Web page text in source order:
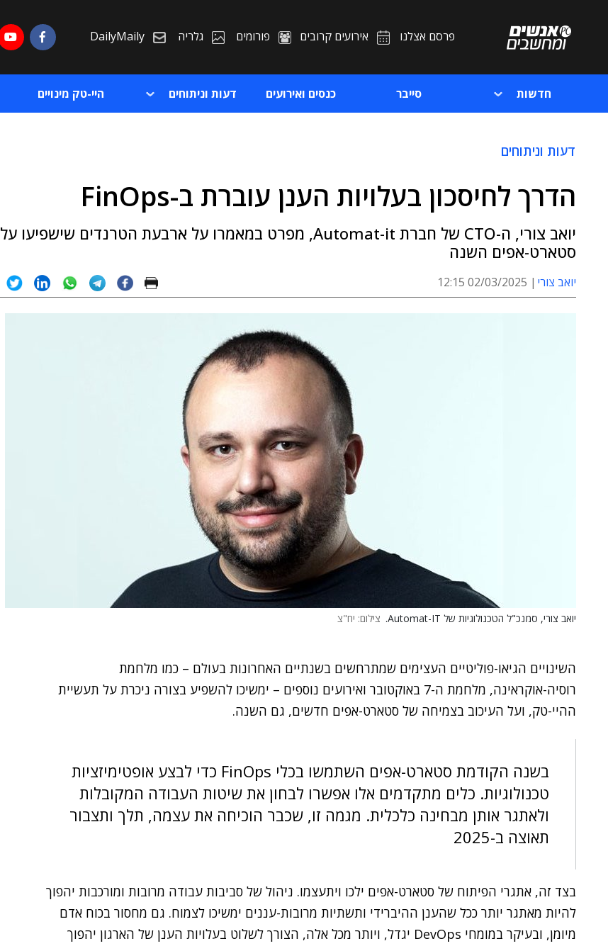
פרסם אצלנו אירועים קרובים פורומים גלריה DailyMaily
חדשות סייבר כנסים ואירועים דעות וניתוחים היי-טק מינויים
דעות וניתוחים
הדרך לחיסכון בעלויות הענן עוברת ב-FinOps
יואב צורי, ה-CTO של חברת Automat-it, מפרט במאמרו על ארבעת הטרנדים שישפיעו על
סטארט-אפים השנה
יואב צורי 02/03/2025 12:15
יואב צורי, סמנכ"ל הטכנולוגיות של Automat-IT. צילום: יח"צ
השינויים הגיאו-פוליטיים העצימים שמתרחשים בשנתיים האחרונות בעולם – כמו מלחמת
רוסיה-אוקראינה, מלחמת ה-7 באוקטובר ואירועים נוספים – ימשיכו להשפיע בצורה ניכרת על תעשיית
ההיי-טק, ועל העיכוב בצמיחה של סטארט-אפים חדשים, גם השנה.
בשנה הקודמת סטארט-אפים השתמשו בכלי FinOps כדי לבצע אופטימיזציות
טכנולוגיות. כלים מתקדמים אלו אפשרו לבחון את שיטות העבודה המקובלות
ולאתגר אותן מבחינה כלכלית. מגמה זו, שכבר הוכיחה את עצמה, תלך ותצבור
תאוצה ב-2025
בצד זה, אתגרי הפיתוח של סטארט-אפים ילכו ויתעצמו. ניהול של סביבות עבודה מרובות ומורכבות יהפוך
להיות מאתגר יותר ככל שהענן ההיברידי ותשתיות מרובות-עננים ימשיכו לצמוח. גם מחסור בכוח אדם
מיומן, ובעיקר במומחי DevOps יגדל, ויותר מכל אלה, הצורך לשלוט בעלויות הענן של הארגון יהפוך